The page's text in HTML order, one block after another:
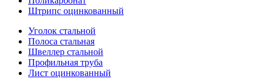
Штрипс оцинкованный
Уголок стальной
Полоса стальная
Швеллер стальной
Профильная труба
Лист оцинкованный